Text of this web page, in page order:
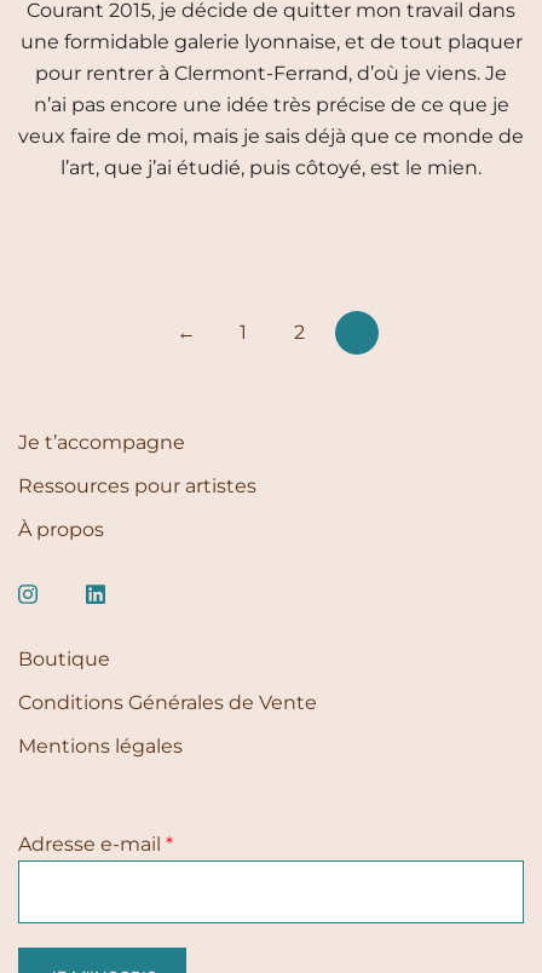
Courant 2015, je décide de quitter mon travail dans
une formidable galerie lyonnaise, et de tout plaquer
pour rentrer à Clermont-Ferrand, d’où je viens. Je
n’ai pas encore une idée très précise de ce que je
veux faire de moi, mais je sais déjà que ce monde de
l’art, que j’ai étudié, puis côtoyé, est le mien.
← 1 2
Je t’accompagne
Ressources pour artistes
À propos
Boutique
Conditions Générales de Vente
Mentions légales
Adresse e-mail *